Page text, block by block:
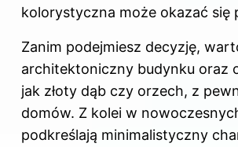
kolorystyczna może okazać się
Zanim podejmiesz decyzję,
architektoniczny budynku oraz
jak złoty dąb czy orzech, z
domów. Z kolei w
podkreślają minimalistyczny